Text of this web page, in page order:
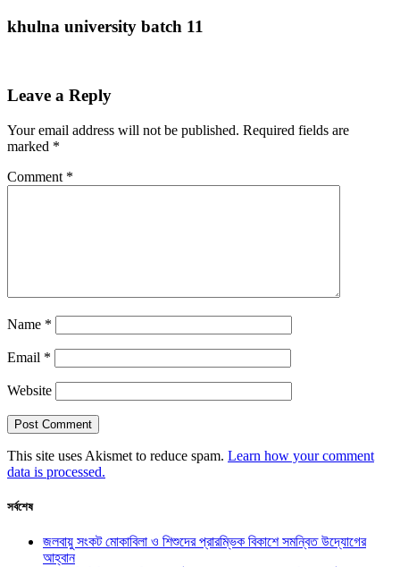
khulna university batch 11
Leave a Reply
Your email address will not be published. Required fields are
marked *
Comment *
Name *
Email *
Website
This site uses Akismet to reduce spam. Learn how your comment
data is processed.
সর্বশেষ
জলবায়ু সংকট মোকাবিলা ও শিশুদের প্রারম্ভিক বিকাশে সমন্বিত উদ্যোগের
আহ্বান